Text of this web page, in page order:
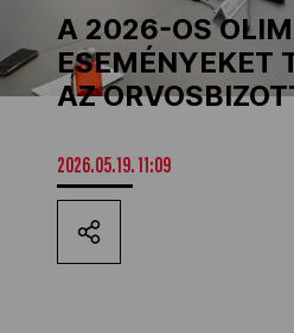
Los Angeles 2028
Kettőskarrier-
A 2026-OS
ESEMÉNYEKET
AZ
2026.05.19. 11:09